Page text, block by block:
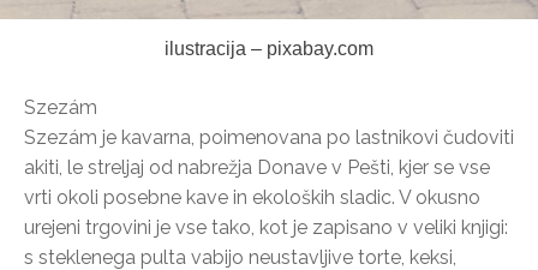
ilustracija – pixabay.com
Szezám
Szezám je kavarna, poimenovana po lastnikovi čudoviti
akiti, le streljaj od nabrežja Donave v Pešti, kjer se vse
vrti okoli posebne kave in ekoloških sladic. V okusno
urejeni trgovini je vse tako, kot je zapisano v veliki knjigi:
s steklenega pulta vabijo neustavljive torte, keksi,